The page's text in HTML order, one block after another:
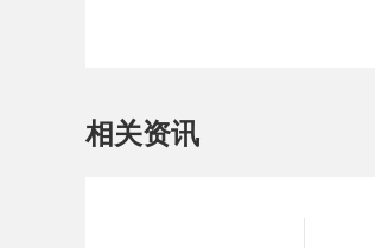
相关资讯